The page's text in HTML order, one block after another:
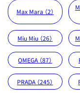
Max Mara （2）
Miu Miu （26）
OMEGA （87）
PRADA （245）